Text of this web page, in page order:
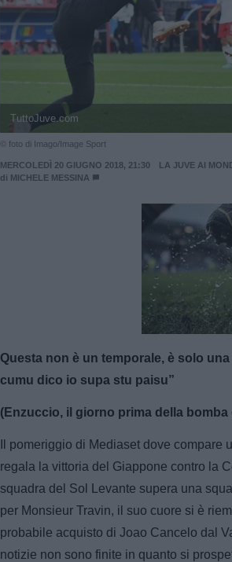
TuttoJuve.com
© foto di Imago/Image Sport
MERCOLEDÌ 20 GIUGNO 2018, 21:30
LA JUVE AI
di MICHELE MESSINA
Unmute
Questa non è un temporale, è solo
cumu dico io supa stu paisu”
(Enzuccio, il giorno prima della
Il pomeriggio di Mediaset dove
regala la vittoria del Giappone contro la
squadra del Sol Levante supera una
per Monsieur Travin, il suo cuore si è
probabile acquisto di Joao Cancelo dal
notizie non sono finite in quanto si